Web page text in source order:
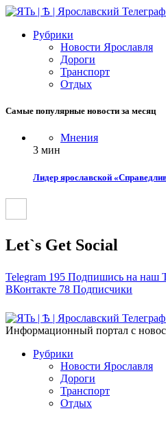
Рубрики
Новости Ярославля
Дороги
Транспорт
Отдых
Самые популярные новости за месяц
Мнения
3 мин
Лидер ярославской
Let`s Get Social
Telegram 195 Подпишись на наш
ВКонтакте 78 Подписчики
Информационный портал с
Рубрики
Новости Ярославля
Дороги
Транспорт
Отдых